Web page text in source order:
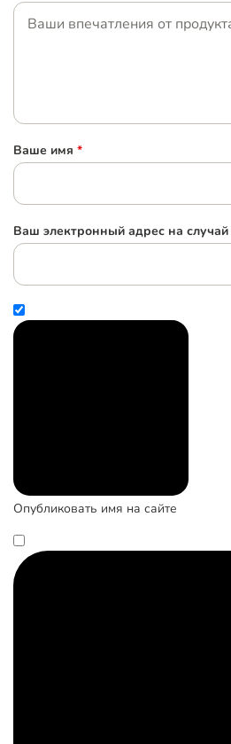
Ваше имя *
Ваш электронный адрес на случай
Опубликовать имя на сайте